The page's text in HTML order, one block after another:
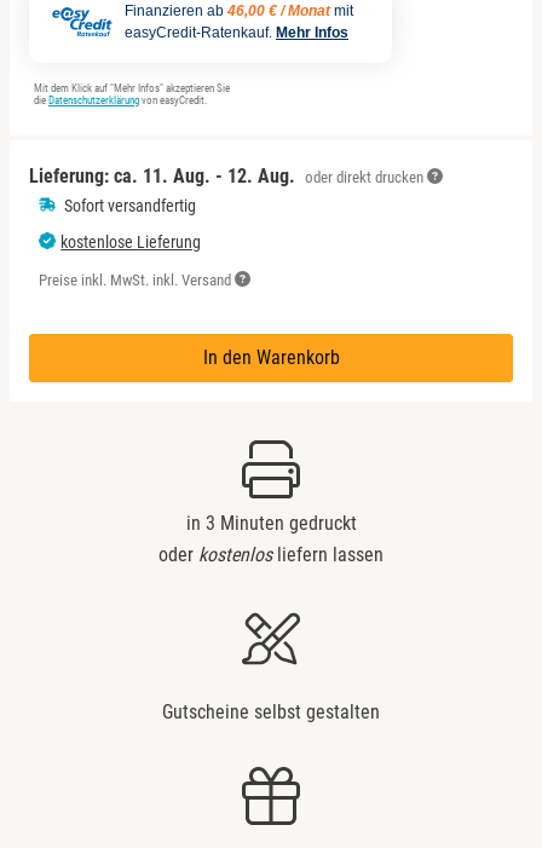
Finanzieren ab 46,00 € / Monat mit
easyCredit-Ratenkauf. Mehr Infos
Mit dem Klick auf "Mehr Infos" akzeptieren Sie
die Datenschutzerklärung von easyCredit.
Lieferung: ca. 11. Aug. - 12. Aug. oder direkt drucken
Sofort versandfertig
kostenlose Lieferung
Preise inkl. MwSt. inkl. Versand
In den Warenkorb
in 3 Minuten gedruckt
oder kostenlosliefern lassen
Gutscheine selbst gestalten
Sächsische Schweiz
Schwäbische Alb